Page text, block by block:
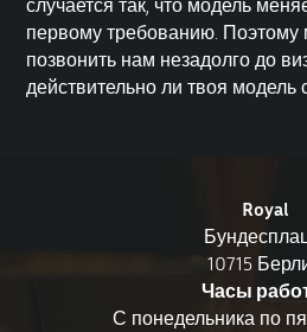
случается так, что модель
первому требованию.
позвонить нам незадолго до
действительно ли твоя модель
Royal
10715
Часы
С понедельника по